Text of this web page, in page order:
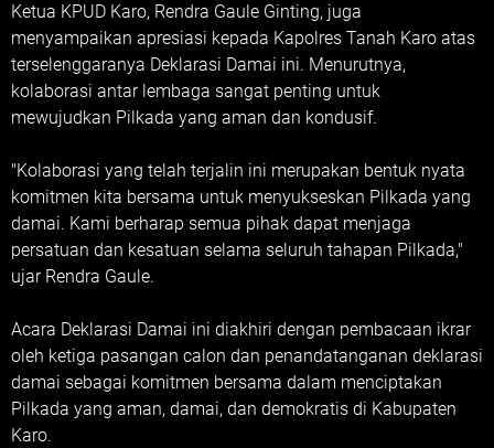
Ketua KPUD Karo, Rendra Gaule Ginting, juga
menyampaikan apresiasi kepada Kapolres Tanah Karo atas
terselenggaranya Deklarasi Damai ini. Menurutnya,
kolaborasi antar lembaga sangat penting untuk
mewujudkan Pilkada yang aman dan kondusif.
"Kolaborasi yang telah terjalin ini merupakan bentuk nyata
komitmen kita bersama untuk menyukseskan Pilkada yang
damai. Kami berharap semua pihak dapat menjaga
persatuan dan kesatuan selama seluruh tahapan Pilkada,"
ujar Rendra Gaule.
Acara Deklarasi Damai ini diakhiri dengan pembacaan ikrar
oleh ketiga pasangan calon dan penandatanganan deklarasi
damai sebagai komitmen bersama dalam menciptakan
Pilkada yang aman, damai, dan demokratis di Kabupaten
Karo.